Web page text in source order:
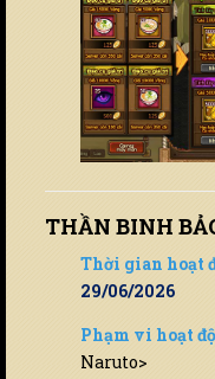
THẦN BINH
Thời gian hoạt
29/06/2026
Phạm vi hoạt
Naruto>